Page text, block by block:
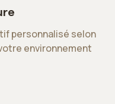
personnalisé selon
environnement